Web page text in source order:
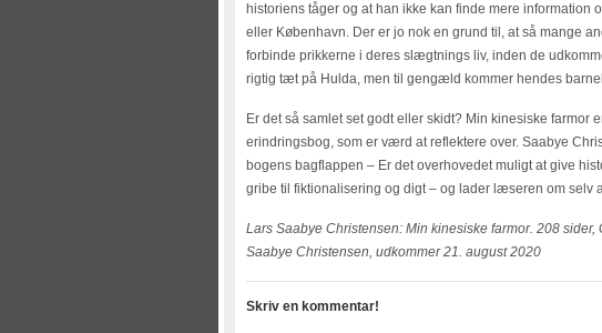
historiens tåger og at han ikke kan finde mere information
eller København. Der er jo nok en grund til, at så mange
forbinde prikkerne i deres slægtnings liv, inden de
rigtig tæt på Hulda, men til gengæld kommer hendes
Er det så samlet set godt eller skidt? Min kinesiske
erindringsbog, som er værd at reflektere over. Saabye
bogens bagflappen – Er det overhovedet muligt at give
gribe til fiktionalisering og digt – og lader læseren om selv
Lars Saabye Christensen: Min kinesiske farmor. 208
Saabye Christensen, udkommer 21. august 2020
Skriv en kommentar!